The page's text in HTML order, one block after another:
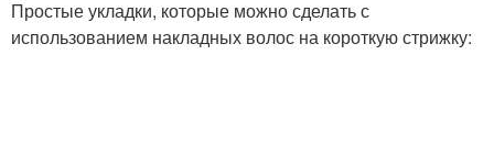
Простые укладки, которые можно сделать с
использованием накладных волос на короткую стрижку: